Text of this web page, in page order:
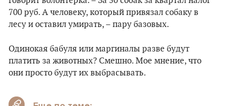
700 руб. А человеку, который привязал собаку в
лесу и оставил умирать, – пару базовых.
Одинокая бабуля или маргиналы разве будут
платить за животных? Смешно. Мое мнение, что
они просто будут их выбрасывать.